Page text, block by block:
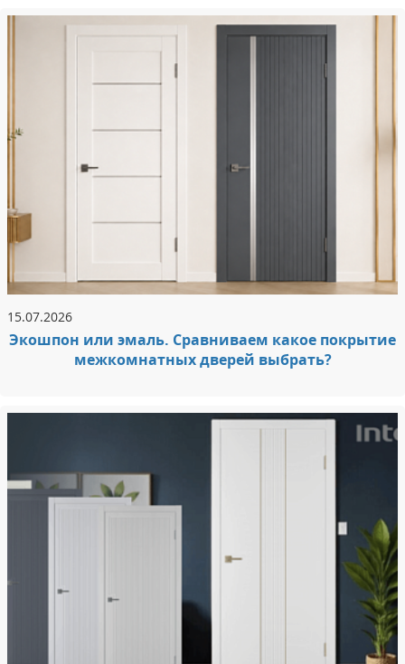
15.07.2026
Экошпон или эмаль. Сравниваем какое покрытие
межкомнатных дверей выбрать?